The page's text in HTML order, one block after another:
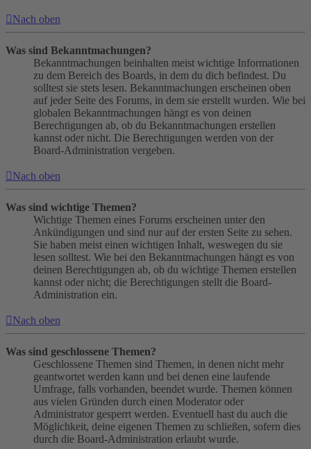
Nach oben
Was sind Bekanntmachungen?
Bekanntmachungen beinhalten meist wichtige Informationen
zu dem Bereich des Boards, in dem du dich befindest. Du
solltest sie stets lesen. Bekanntmachungen erscheinen oben
auf jeder Seite des Forums, in dem sie erstellt wurden. Wie bei
globalen Bekanntmachungen hängt es von deinen
Berechtigungen ab, ob du Bekanntmachungen erstellen
kannst oder nicht. Die Berechtigungen werden von der
Board-Administration vergeben.
Nach oben
Was sind wichtige Themen?
Wichtige Themen eines Forums erscheinen unter den
Ankündigungen und sind nur auf der ersten Seite zu sehen.
Sie haben meist einen wichtigen Inhalt, weswegen du sie
lesen solltest. Wie bei den Bekanntmachungen hängt es von
deinen Berechtigungen ab, ob du wichtige Themen erstellen
kannst oder nicht; die Berechtigungen stellt die Board-
Administration ein.
Nach oben
Was sind geschlossene Themen?
Geschlossene Themen sind Themen, in denen nicht mehr
geantwortet werden kann und bei denen eine laufende
Umfrage, falls vorhanden, beendet wurde. Themen können
aus vielen Gründen durch einen Moderator oder
Administrator gesperrt werden. Eventuell hast du auch die
Möglichkeit, deine eigenen Themen zu schließen, sofern dies
durch die Board-Administration erlaubt wurde.